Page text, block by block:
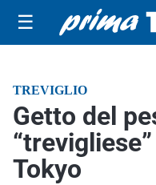
☰
TREVIGLIO
Getto del
Tokyo